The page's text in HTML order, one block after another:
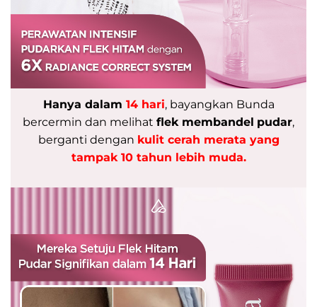
Hanya dalam 14 hari, bayangkan Bunda
bercermin dan melihat flek membandel pudar,
berganti dengan kulit cerah merata yang
tampak 10 tahun lebih muda.